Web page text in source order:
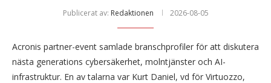
Publicerat av: Redaktionen 2026-08-05
Acronis partner-event samlade branschprofiler för att diskutera
nästa generations cybersäkerhet, molntjänster och AI-
infrastruktur. En av talarna var Kurt Daniel, vd för Virtuozzo,